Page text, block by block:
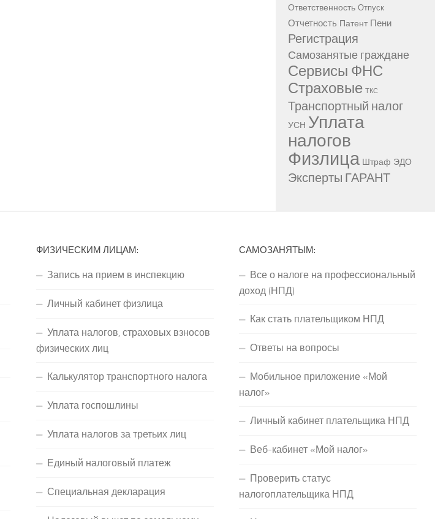
Ответственность Отпуск
Отчетность Патент Пени
Регистрация
Самозанятые граждане
Сервисы ФНС
Страховые ТКС
Транспортный налог
УСН Уплата
налогов
Физлица Штраф ЭДО
Эксперты ГАРАНТ
ФИЗИЧЕСКИМ ЛИЦАМ:
Запись на прием в инспекцию
Личный кабинет физлица
Уплата налогов, страховых взносов
физических лиц
Калькулятор транспортного налога
Уплата госпошлины
Уплата налогов за третьих лиц
Единый налоговый платеж
Специальная декларация
САМОЗАНЯТЫМ:
Все о налоге на профессиональный
доход (НПД)
Как стать плательщиком НПД
Ответы на вопросы
Мобильное приложение «Мой
налог»
Личный кабинет плательщика НПД
Веб-кабинет «Мой налог»
Проверить статус
налогоплательщика НПД